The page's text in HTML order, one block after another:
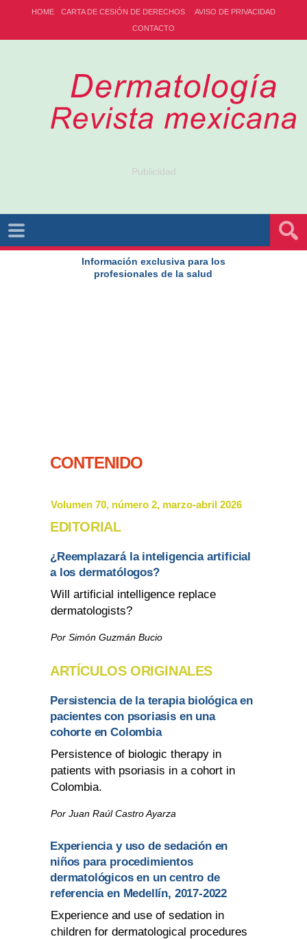
HOME CARTA DE CESIÓN DE DERECHOS
AVISO DE PRIVACIDAD
CONTACTO
Publicidad
Información exclusiva para los
profesionales de la salud
CONTENIDO
Volumen 70, número 2, marzo-abril 2026
EDITORIAL
¿Reemplazará la inteligencia artificial
a los dermatólogos?
Will artificial intelligence replace
dermatologists?
Por Simón Guzmán Bucio
ARTÍCULOS ORIGINALES
Persistencia de la terapia biológica en
pacientes con psoriasis en una
cohorte en Colombia
Persistence of biologic therapy in
patients with psoriasis in a cohort in
Colombia.
Por Juan Raúl Castro Ayarza
Experiencia y uso de sedación en
niños para procedimientos
dermatológicos en un centro de
referencia en Medellín, 2017-2022
Experience and use of sedation in
children for dermatological procedures